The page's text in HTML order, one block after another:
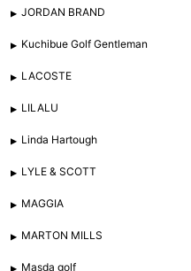
JORDAN BRAND
Kuchibue Golf Gentleman
LACOSTE
LILALU
Linda Hartough
LYLE & SCOTT
MAGGIA
MARTON MILLS
Masda golf